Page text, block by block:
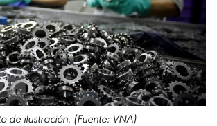
de ilustración. (Fuente: VNA)